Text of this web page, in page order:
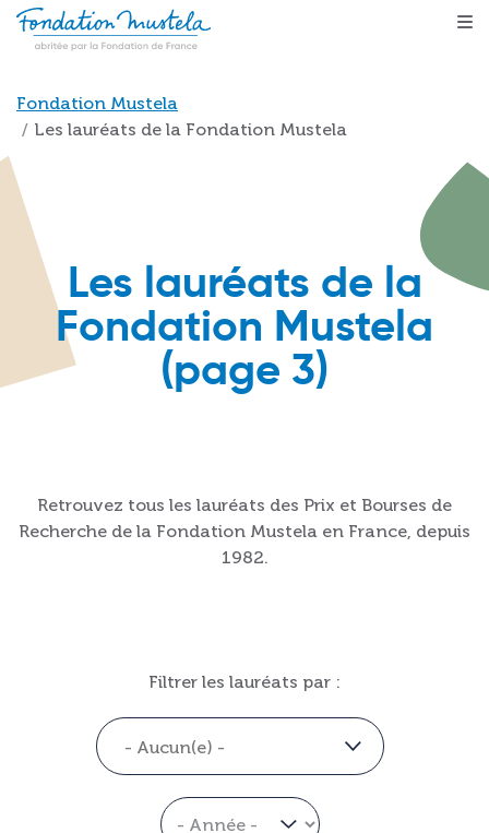
Aller au contenu principal
Fil d'Ariane
Fondation Mustela
Les lauréats de la Fondation Mustela
Les lauréats de la
Fondation Mustela
(page 3)
Retrouvez tous les lauréats des Prix et Bourses de
Recherche de la Fondation Mustela en France, depuis
1982.
Filtrer les lauréats par :